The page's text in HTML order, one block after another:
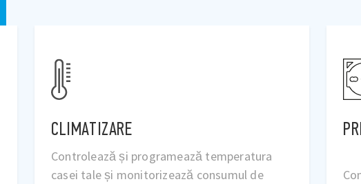
PRIZE ELECTRICE
Controlează prizele electrice și comenzile
și